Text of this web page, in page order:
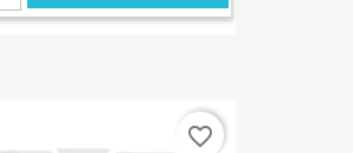
favorite_border